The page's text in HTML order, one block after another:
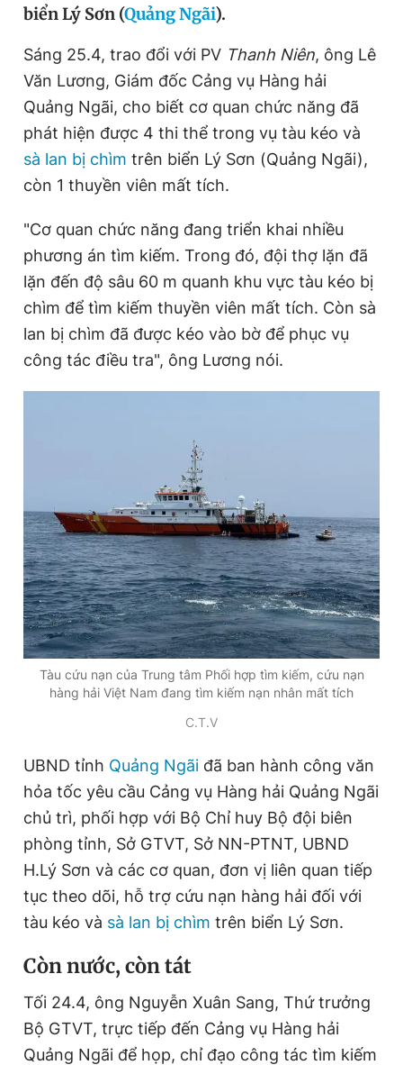
Tiện ích Bạn cần biết
Thông tin tòa soạn Liên hệ quảng cáo
Đọc Thanh Niên trên điện thoại
0908 780 404
Quảng cáo RSS Tòa soạn
Tổng biên tập: Nguyễn Ngọc Toàn
Phó tổng biên tập thường trực: Hải Thành
Phó tổng biên tập: Lâm Hiếu Dũng
Phó tổng biên tập: Trần Việt Hưng
Tổng thư ký tòa soạn: Đức Trung
Giấy phép xuất bản số 110/GP - BTTTT cấp ngày 24.3.2020
© 2003-2026 Bản quyền thuộc về Báo Thanh Niên. Cấm sao
chép dưới mọi hình thức nếu không có sự chấp thuận bằng văn
bản. Phát triển bởi ePi Technologies, JSC.
biển Lý Sơn (Quảng Ngãi).
Sáng 25.4, trao đổi với PV Thanh Niên, ông Lê
Văn Lương, Giám đốc Cảng vụ Hàng hải
Quảng Ngãi, cho biết cơ quan chức năng đã
phát hiện được 4 thi thể trong vụ tàu kéo và
sà lan bị chìm trên biển Lý Sơn (Quảng Ngãi),
còn 1 thuyền viên mất tích.
"Cơ quan chức năng đang triển khai nhiều
phương án tìm kiếm. Trong đó, đội thợ lặn đã
lặn đến độ sâu 60 m quanh khu vực tàu kéo bị
chìm để tìm kiếm thuyền viên mất tích. Còn sà
lan bị chìm đã được kéo vào bờ để phục vụ
công tác điều tra", ông Lương nói.
Tàu cứu nạn của Trung tâm Phối hợp tìm kiếm, cứu nạn
hàng hải Việt Nam đang tìm kiếm nạn nhân mất tích
C.T.V
UBND tỉnh Quảng Ngãi đã ban hành công văn
hỏa tốc yêu cầu Cảng vụ Hàng hải Quảng Ngãi
chủ trì, phối hợp với Bộ Chỉ huy Bộ đội biên
phòng tỉnh, Sở GTVT, Sở NN-PTNT, UBND
H.Lý Sơn và các cơ quan, đơn vị liên quan tiếp
tục theo dõi, hỗ trợ cứu nạn hàng hải đối với
tàu kéo và sà lan bị chìm trên biển Lý Sơn.
Còn nước, còn tát
Tối 24.4, ông Nguyễn Xuân Sang, Thứ trưởng
Bộ GTVT, trực tiếp đến Cảng vụ Hàng hải
Quảng Ngãi để họp, chỉ đạo công tác tìm kiếm